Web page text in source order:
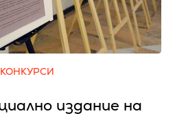
КОНКУРСИ
издание на